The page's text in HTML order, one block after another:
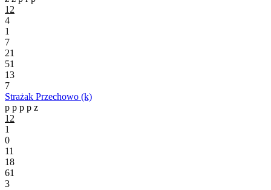
12
4
1
7
21
51
13
7
Strażak Przechowo (k)
p p p p z
12
1
0
11
18
61
3